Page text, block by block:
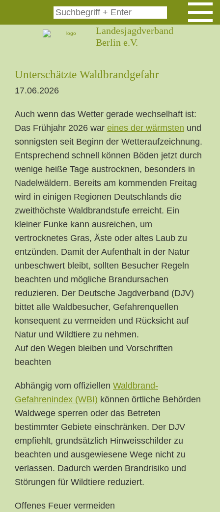
Landesjagdverband
Berlin e.V.
Unterschätzte Waldbrandgefahr
17.06.2026
Auch wenn das Wetter gerade wechselhaft ist:
Das Frühjahr 2026 war eines der wärmsten und
sonnigsten seit Beginn der Wetteraufzeichnung.
Entsprechend schnell können Böden jetzt durch
wenige heiße Tage austrocknen, besonders in
Nadelwäldern. Bereits am kommenden Freitag
wird in einigen Regionen Deutschlands die
zweithöchste Waldbrandstufe erreicht. Ein
kleiner Funke kann ausreichen, um
vertrocknetes Gras, Äste oder altes Laub zu
entzünden. Damit der Aufenthalt in der Natur
unbeschwert bleibt, sollten Besucher Regeln
beachten und mögliche Brandursachen
reduzieren. Der Deutsche Jagdverband (DJV)
bittet alle Waldbesucher, Gefahrenquellen
konsequent zu vermeiden und Rücksicht auf
Natur und Wildtiere zu nehmen.
Auf den Wegen bleiben und Vorschriften
beachten
Abhängig vom offiziellen Waldbrand-
Gefahrenindex (WBI) können örtliche Behörden
Waldwege sperren oder das Betreten
bestimmter Gebiete einschränken. Der DJV
empfiehlt, grundsätzlich Hinweisschilder zu
beachten und ausgewiesene Wege nicht zu
verlassen. Dadurch werden Brandrisiko und
Störungen für Wildtiere reduziert.
Offenes Feuer vermeiden